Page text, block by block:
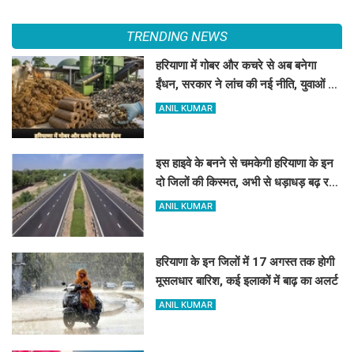
TRENDING NEWS
हरियाणा में गोबर और कचरे से अब बनेगा
ईंधन, सरकार ने लांच की नई नीति, युवाओं को
मिलेगा रोजगार
ANIL KUMAR
इस हाइवे के बनने से चमकेगी हरियाणा के इन
दो जिलों की किस्मत, अभी से धड़ाधड़ बढ़ रहे
हैं जमीन के रेट
ANIL KUMAR
हरियाणा के इन जिलों में 17 अगस्त तक होगी
मूसलधार बारिश, कई इलाकों में बाढ़ का अलर्ट
ANIL KUMAR